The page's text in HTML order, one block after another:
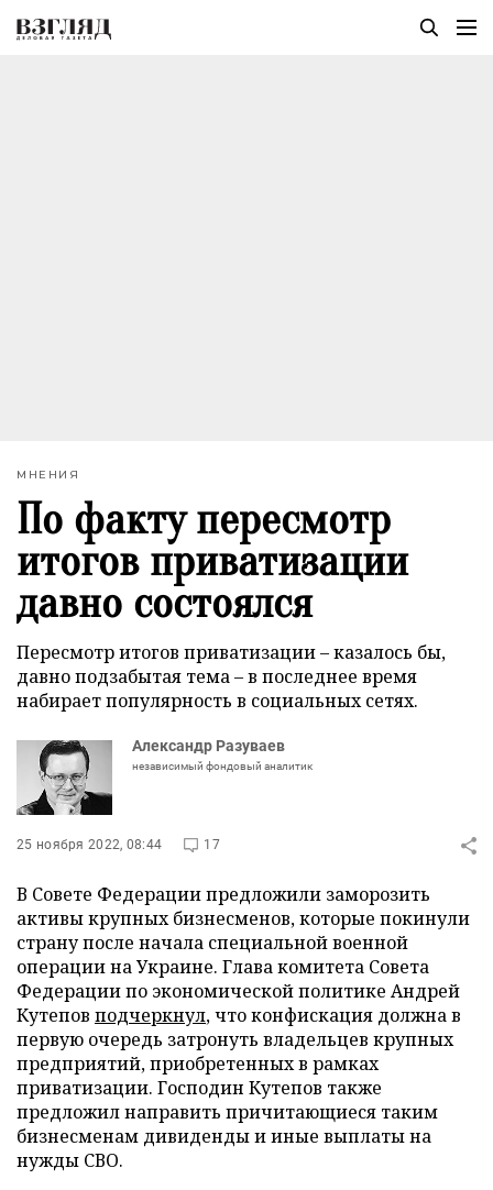
МНЕНИЯ
По факту пересмотр
итогов приватизации
давно состоялся
Пересмотр итогов приватизации – казалось бы,
давно подзабытая тема – в последнее время
набирает популярность в социальных сетях.
Александр Разуваев
независимый фондовый аналитик
25 ноября 2022, 08:44 17
В Совете Федерации предложили заморозить
активы крупных бизнесменов, которые покинули
страну после начала специальной военной
операции на Украине. Глава комитета Совета
Федерации по экономической политике Андрей
Кутепов подчеркнул, что конфискация должна в
первую очередь затронуть владельцев крупных
предприятий, приобретенных в рамках
приватизации. Господин Кутепов также
предложил направить причитающиеся таким
бизнесменам дивиденды и иные выплаты на
нужды СВО.